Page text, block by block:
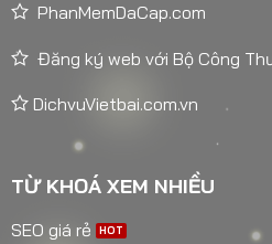
PhanMemDaCap.com
Đăng ký web với Bộ Công
DichvuVietbai.com.vn
TỪ KHOÁ XEM NHIỀU
SEO giá rẻ